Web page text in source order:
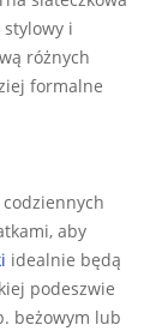
i
różnych
formalne
aby
idealnie będą
podeszwie
beżowym lub